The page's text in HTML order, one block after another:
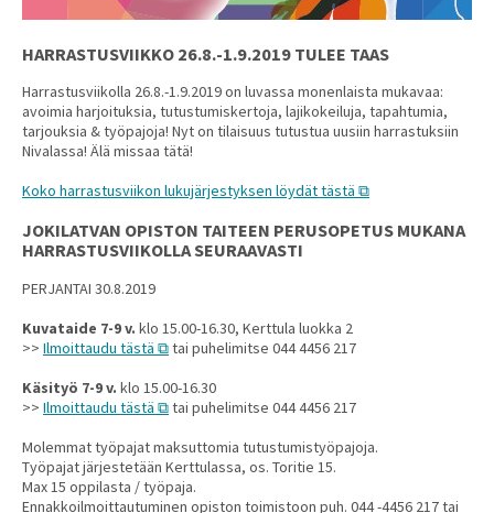
HARRASTUSVIIKKO 26.8.-1.9.2019 TULEE TAAS
Harrastusviikolla 26.8.-1.9.2019 on luvassa monenlaista mukavaa:
avoimia harjoituksia, tutustumiskertoja, lajikokeiluja, tapahtumia,
tarjouksia & työpajoja! Nyt on tilaisuus tutustua uusiin harrastuksiin
Nivalassa! Älä missaa tätä!
Koko harrastusviikon lukujärjestyksen löydät tästä
JOKILATVAN OPISTON TAITEEN PERUSOPETUS MUKANA
HARRASTUSVIIKOLLA SEURAAVASTI
PERJANTAI 30.8.2019
Kuvataide 7-9 v. klo 15.00-16.30, Kerttula luokka 2
>> Ilmoittaudu tästä
tai puhelimitse 044 4456 217
Käsityö 7-9 v. klo 15.00-16.30
>> Ilmoittaudu tästä
tai puhelimitse 044 4456 217
Molemmat työpajat maksuttomia tutustumistyöpajoja.
Työpajat järjestetään Kerttulassa, os. Toritie 15.
Max 15 oppilasta / työpaja.
Ennakkoilmoittautuminen opiston toimistoon puh. 044 -4456 217 tai